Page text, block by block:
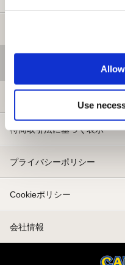
Use
特商取引法に基づく表示
プライバシーポリシー
Cookieポリシー
会社情報